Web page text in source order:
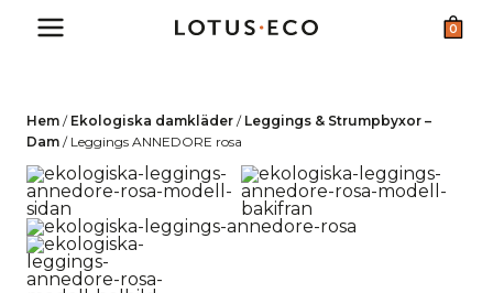
0
Hem / Ekologiska damkläder / Leggings & Strumpbyxor –
Dam / Leggings ANNEDORE rosa